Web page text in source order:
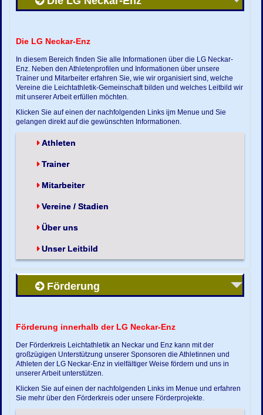
Die LG Neckar-Enz
In diesem Bereich finden Sie alle Informationen über die LG Neckar-
Enz. Neben den Athletenprofilen und Informationen über unsere
Trainer und Mitarbeiter erfahren Sie, wie wir organisiert sind, welche
Vereine die Leichtathletik-Gemeinschaft bilden und welches Leitbild wir
mit unserer Arbeit erfüllen möchten.
Klicken Sie auf einen der nachfolgenden Links ijm Menue und Sie
gelangen direkt auf die gewünschten Informationen.
Athleten
Trainer
Mitarbeiter
Vereine / Stadien
Über uns
Unser Leitbild
Förderung
Förderung innerhalb der LG Neckar-Enz
Der Förderkreis Leichtathletik an Neckar und Enz kann mit der
großzügigen Unterstützung unserer Sponsoren die Athletinnen und
Athleten der LG Neckar-Enz in vielfältiger Weise fördern und uns in
unserer Arbeit unterstützen.
Klicken Sie auf einen der nachfolgenden Links im Menue und erfahren
Sie mehr über den Förderkreis oder unsere Förderprojekte.